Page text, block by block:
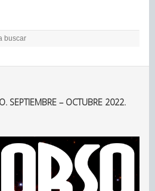
SEPTIEMBRE – OCTUBRE 2022.